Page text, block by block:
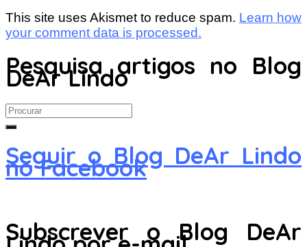
This site uses Akismet to reduce spam. Learn how
your comment data is processed.
Pesquisa artigos no Blog
DeAr Lindo
Search
for:
Seguir o Blog DeAr Lindo
no Facebook
Subscrever o Blog DeAr